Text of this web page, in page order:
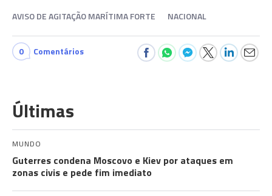
AVISO DE AGITAÇÃO MARÍTIMA FORTE
NACIONAL
0 Comentários
Últimas
MUNDO
Guterres condena Moscovo e Kiev por ataques em
zonas civis e pede fim imediato